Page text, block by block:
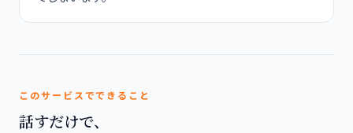
このサービスでできること
話すだけで、